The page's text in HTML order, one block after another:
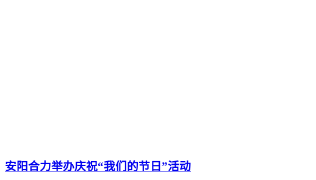
安阳合力举办庆祝“我们的节日”活动